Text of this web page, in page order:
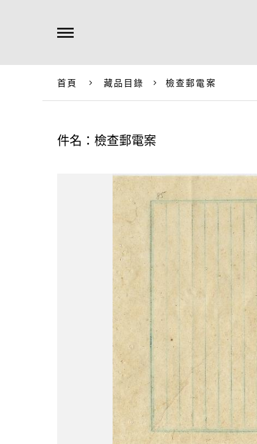
首頁 藏品目錄 檢查郵電案
件名：檢查郵電案